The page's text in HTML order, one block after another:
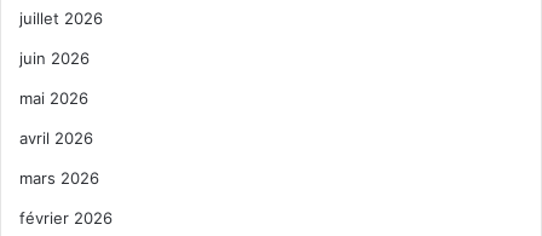
juillet 2026
juin 2026
mai 2026
avril 2026
mars 2026
février 2026